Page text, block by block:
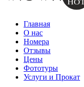
Главная
О нас
Номера
Отзывы
Цены
Фототуры
Услуги и Прокат